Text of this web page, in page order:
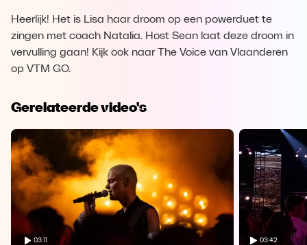
Heerlijk! Het is Lisa haar droom op een powerduet te
zingen met coach Natalia. Host Sean laat deze droom in
vervulling gaan! Kijk ook naar The Voice van Vlaanderen
op VTM GO.
Gerelateerde video's
03:11 03:42